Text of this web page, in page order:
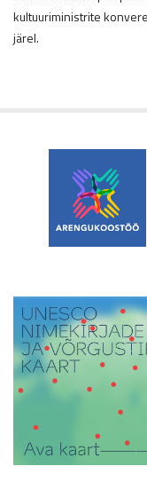
kultuuriministrite
järel.